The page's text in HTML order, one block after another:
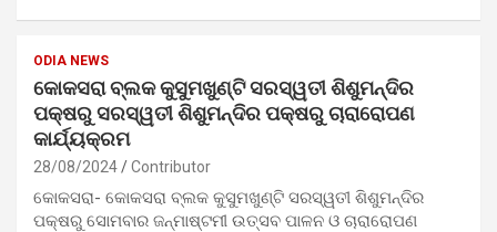
ODIA NEWS
କୋକସରା ବ୍ଲକ କୁସୁମଖୁଣ୍ଟି ସରସ୍ୱତୀ ଶିଶୁମନ୍ଦିର
ପକ୍ଷରୁ ସରସ୍ୱତୀ ଶିଶୁମନ୍ଦିର ପକ୍ଷରୁ ଚାରାରୋପଣ
କାର୍ଯ୍ୟକ୍ରମ
28/08/2024 Contributor
କୋକସରା- କୋକସରା ବ୍ଲକ କୁସୁମଖୁଣ୍ଟି ସରସ୍ୱତୀ ଶିଶୁମନ୍ଦିର
ପକ୍ଷରୁ ସୋମବାର ଜନ୍ମାଷ୍ଟମୀ ଉତ୍ସବ ପାଳନ ଓ ଚାରାରୋପଣ